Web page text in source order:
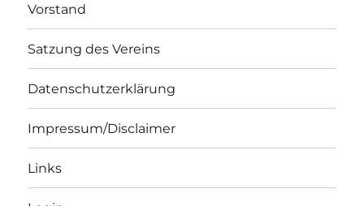
Vorstand
Satzung des Vereins
Datenschutzerklärung
Impressum/Disclaimer
Links